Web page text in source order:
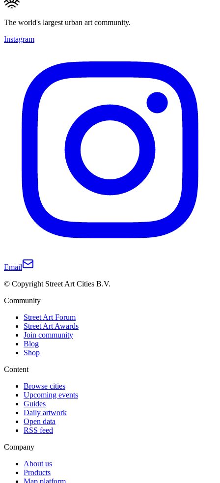
The world's largest urban art community.
Instagram
Email
© Copyright Street Art Cities B.V.
Community
Street Art Forum
Street Art Awards
Join community
Blog
Shop
Content
Browse cities
Upcoming events
Guides
Daily artwork
Open data
RSS feed
Company
About us
Products
Map platform